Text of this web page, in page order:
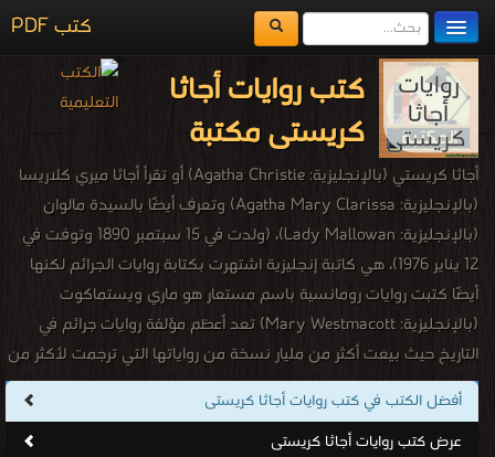
كتب PDF
مكتبة الكتب
المكتبات
يُقرأ حالياً
الفهرس
اضف كتاب
كتب روايات أجاثا
كريستى مكتبة
أجاثا كريستي (بالإنجليزية: Agatha Christie) أو تقرأ أجاثا ميري كلاريسا
(بالإنجليزية: Agatha Mary Clarissa) وتعرف أيضًا بالسيدة مالوان
(بالإنجليزية: Lady Mallowan)، (ولدت في 15 سبتمبر 1890 وتوفت في
12 يناير 1976)، هي كاتبة إنجليزية اشتهرت بكتابة روايات الجرائم لكنها
أيضًا كتبت روايات رومانسية باسم مستعار هو ماري ويستماكوت
(بالإنجليزية: Mary Westmacott) تعد أعظم مؤلفة روايات جرائم في
التاريخ حيث بيعت أكثر من مليار نسخة من رواياتها التي ترجمت لأكثر من
103 لغة.
كتب روايات أجاثا كريستى
أفضل الكتب في كتب روايات أجاثا كريستى
عرض كتب روايات أجاثا كريستى